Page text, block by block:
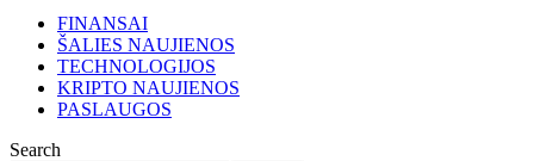
FINANSAI
ŠALIES NAUJIENOS
TECHNOLOGIJOS
KRIPTO NAUJIENOS
PASLAUGOS
Search